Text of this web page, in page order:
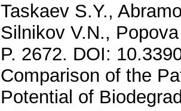
Taskaev S.Y.,
Silnikov V.N.,
P. 2672. DOI:
Comparison of the
Potential of